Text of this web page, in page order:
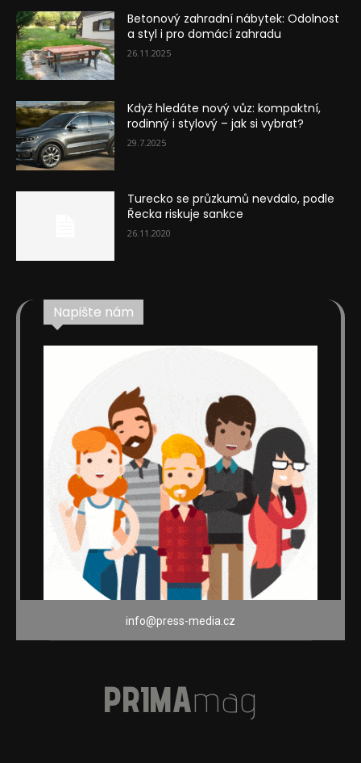
Betonový zahradní nábytek: Odolnost
a styl i pro domácí zahradu
26.11.2025
Když hledáte nový vůz: kompaktní,
rodinný i stylový – jak si vybrat?
29.7.2025
Turecko se průzkumů nevdalo, podle
Řecka riskuje sankce
26.11.2020
Napište nám
info@press-media.cz
PRIMAmag